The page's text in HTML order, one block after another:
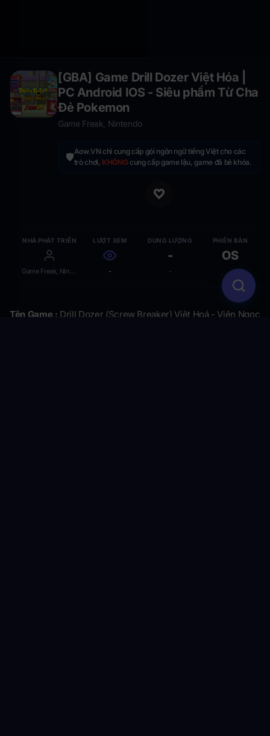
[GBA] Game Drill Dozer Việt Hóa |
PC Android IOS - Siêu phẩm Từ Cha
Đẻ Pokemon
Game Freak, Nintendo
🛡️Aow.VN chỉ cung cấp gói ngôn ngữ tiếng Việt cho các
trò chơi, KHÔNGcung cấp game lậu, game đã bẻ khóa.
NHÀ PHÁT TRIỂN LƯỢT XEM
-
DUNG LƯỢNG
-
-
PHIÊN BẢN
OS
-
Tên Game : Drill Dozer (Screw Breaker) Việt Hoá - Viên Ngọc